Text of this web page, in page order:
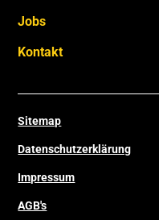
Jobs
Kontakt
Sitemap
Datenschutzerklärung
Impressum
AGB's